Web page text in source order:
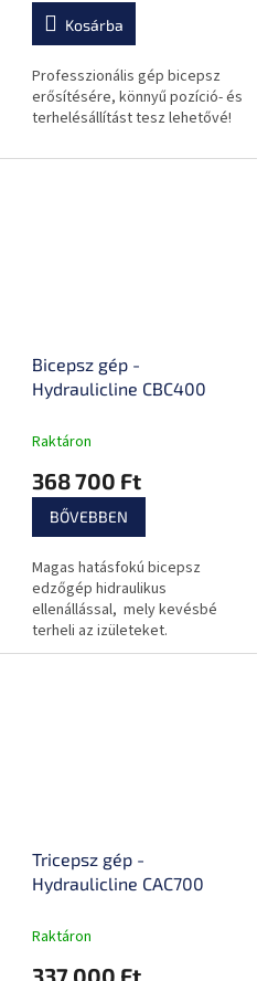
Kosárba
Professzionális gép bicepsz
erősítésére, könnyű pozíció- és
terhelésállítást tesz lehetővé!
Bicepsz gép -
Hydraulicline CBC400
Raktáron
368 700 Ft
BŐVEBBEN
Magas hatásfokú bicepsz
edzőgép hidraulikus
ellenállással, mely kevésbé
terheli az izületeket.
Tricepsz gép -
Hydraulicline CAC700
Raktáron
337 000 Ft